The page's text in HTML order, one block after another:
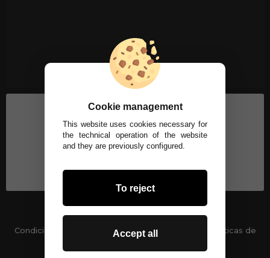
Condiciones generales Políticas de privacidad
Políticas de
Cookie management
This website uses cookies necessary for
the technical operation of the website
and they are previously configured.
To reject
Accept all